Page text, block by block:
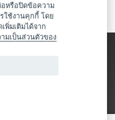
หรือปิดข้อความ
ใช้งานคุกกี้ โดย
พิ่มเติมได้จาก
มเป็นส่วนตัวของ